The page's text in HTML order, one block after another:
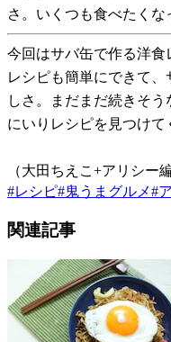
さ。いくつも食べたくな
今回はサバ缶で作る洋
レシピも簡単にできて
しさ。まだまだ続きそ
にいりレシピを見つけ
（大田ちえこ+アリシー
#レシピ#鬼うまグルメ#
関連記事